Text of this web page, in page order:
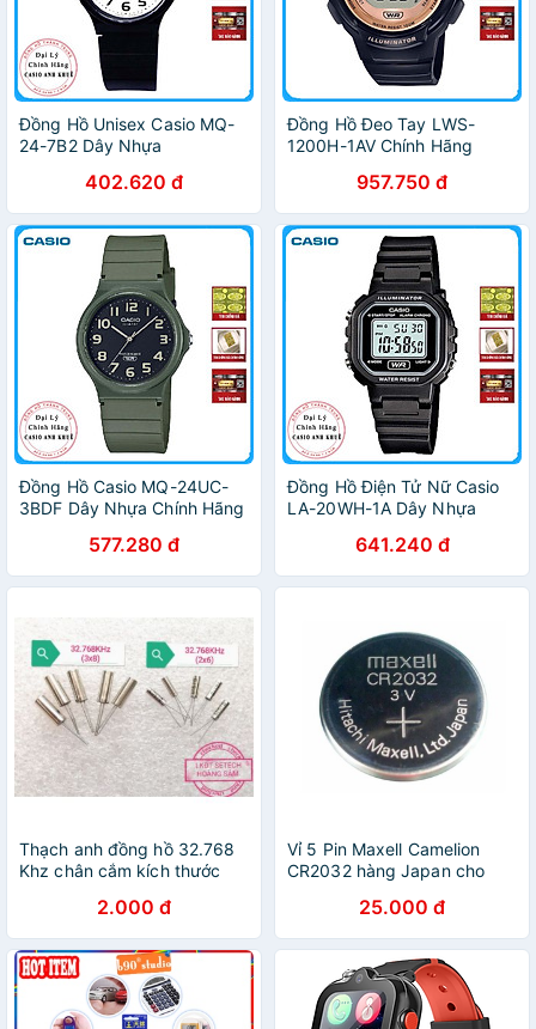
Đồng Hồ Unisex Casio MQ-
24-7B2 Dây Nhựa
402.620 đ
Đồng Hồ Đeo Tay LWS-
1200H-1AV Chính Hãng
957.750 đ
Đồng Hồ Casio MQ-24UC-
3BDF Dây Nhựa Chính Hãng
577.280 đ
Đồng Hồ Điện Tử Nữ Casio
LA-20WH-1A Dây Nhựa
641.240 đ
Thạch anh đồng hồ 32.768
Khz chân cắm kích thước
2.000 đ
Vỉ 5 Pin Maxell Camelion
CR2032 hàng Japan cho
25.000 đ